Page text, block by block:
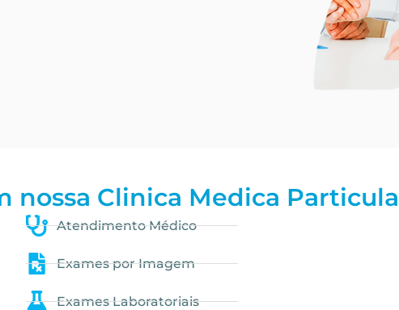
nossa Clinica Medica
Atendimento Médico
Exames por Imagem
Exames Laboratoriais